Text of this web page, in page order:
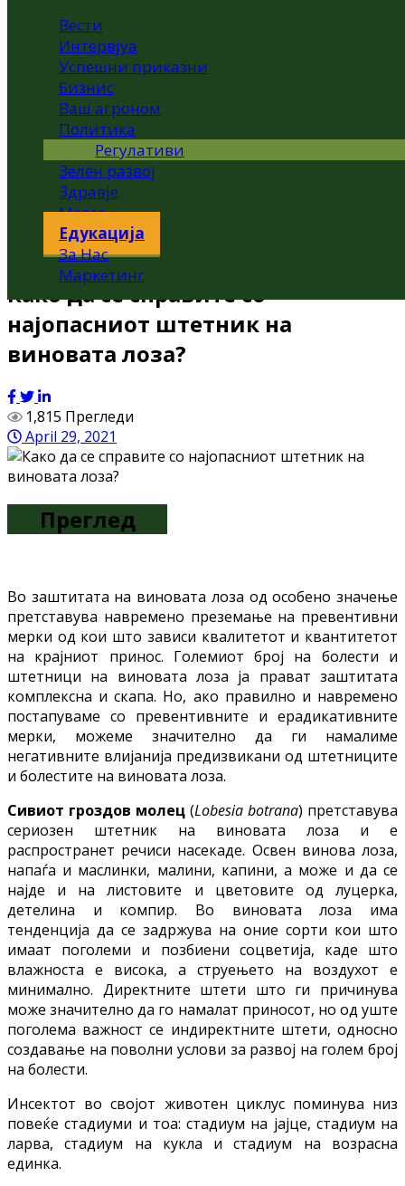
Вести
Интервјуа
Успешни приказни
Бизнис
Ваш агроном
Политика
Регулативи
Зелен развој
Здравје
Метео
Едукација
За Нас
Маркетинг
Како да се справите со
најопасниот штетник на
виновата лоза?
1,815 Прегледи
April 29, 2021
Преглед
Во заштитата на виновата лоза од особено значење
претставува навремено преземање на превентивни
мерки од кои што зависи квалитетот и квантитетот
на крајниот принос. Големиот број на болести и
штетници на виновата лоза ја прават заштитата
комплексна и скапа. Но, ако правилно и навремено
постапуваме со превентивните и ерадикативните
мерки, можеме значително да ги намалиме
негативните влијанија предизвикани од штетниците
и болестите на виновата лоза.
Сивиот гроздов молец (Lobesia botrana) претставува
сериозен штетник на виновата лоза и е
распространет речиси насекаде. Освен винова лоза,
напаѓа и маслинки, малини, капини, а може и да се
најде и на листовите и цветовите од луцерка,
детелина и компир. Во виновата лоза има
тенденција да се задржува на оние сорти кои што
имаат поголеми и позбиени соцветија, каде што
влажноста е висока, а струењето на воздухот е
минимално. Директните штети што ги причинува
може значително да го намалат приносот, но од уште
поголема важност се индиректните штети, односно
создавање на поволни услови за развој на голем број
на болести.
Инсектот во својот животен циклус поминува низ
повеќе стадиуми и тоа: стадиум на јајце, стадиум на
ларва, стадиум на кукла и стадиум на возрасна
единка.